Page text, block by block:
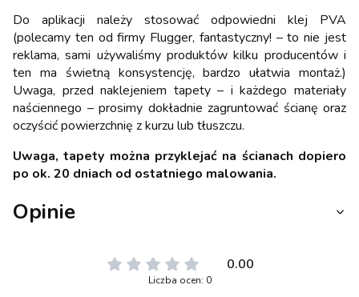
Do aplikacji należy stosować odpowiedni klej PVA
(polecamy ten od firmy Flugger, fantastyczny! – to nie jest
reklama, sami używaliśmy produktów kilku producentów i
ten ma świetną konsystencję, bardzo ułatwia montaż.)
Uwaga, przed naklejeniem tapety – i każdego materiały
naściennego – prosimy dokładnie zagruntować ścianę oraz
oczyścić powierzchnię z kurzu lub tłuszczu.
Uwaga, tapety można przyklejać na ścianach dopiero
po ok. 20 dniach od ostatniego malowania.
Opinie
0.00
Liczba ocen: 0